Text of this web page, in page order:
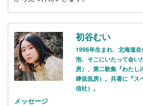
初谷むい
1996年生まれ、北海道
泡、そこにいたって会い
房）、第二歌集『わたし
肆侃侃房）。共著に『ス
信社）。
メッセージ